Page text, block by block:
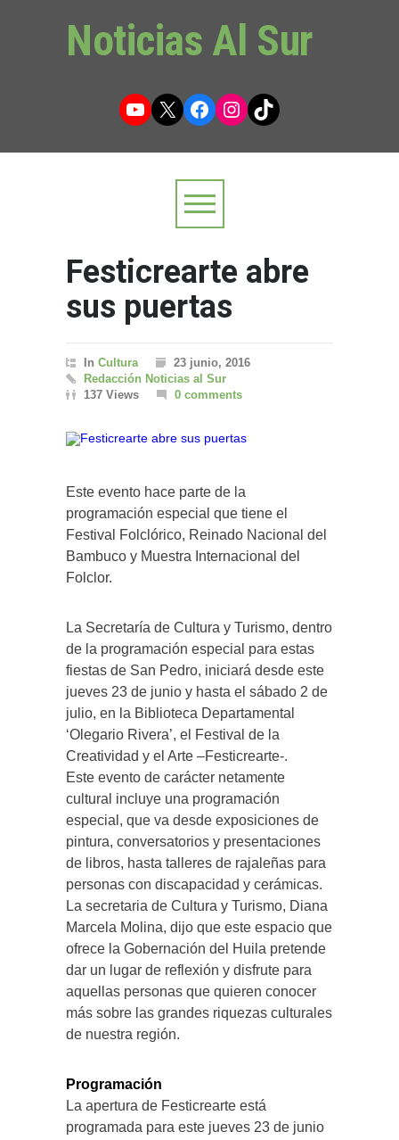
Noticias Al Sur
YouTube
X Facebook
Instagram
TikTok
Festicrearte abre
sus puertas
In Cultura
23 junio, 2016
Redacción Noticias al Sur
137 Views
0 comments
Este evento hace parte de la
programación especial que tiene el
Festival Folclórico, Reinado Nacional del
Bambuco y Muestra Internacional del
Folclor.
La Secretaría de Cultura y Turismo, dentro
de la programación especial para estas
fiestas de San Pedro, iniciará desde este
jueves 23 de junio y hasta el sábado 2 de
julio, en la Biblioteca Departamental
‘Olegario Rivera’, el Festival de la
Creatividad y el Arte –Festicrearte-.
Este evento de carácter netamente
cultural incluye una programación
especial, que va desde exposiciones de
pintura, conversatorios y presentaciones
de libros, hasta talleres de rajaleñas para
personas con discapacidad y cerámicas.
La secretaria de Cultura y Turismo, Diana
Marcela Molina, dijo que este espacio que
ofrece la Gobernación del Huila pretende
dar un lugar de reflexión y disfrute para
aquellas personas que quieren conocer
más sobre las grandes riquezas culturales
de nuestra región.
Programación
La apertura de Festicrearte está
programada para este jueves 23 de junio